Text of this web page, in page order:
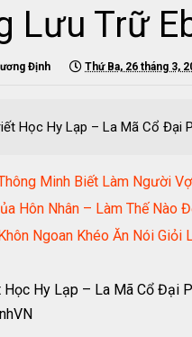
Lưu Trữ
Định Thứ Ba, 26 tháng 3,
Học Hy Lạp – La Mã Cổ
Minh Biết Làm Người
Hôn Nhân – Làm Thế Nào
Ngoan Khéo Ăn Nói Giỏi
Học Hy Lạp – La Mã Cổ Đại